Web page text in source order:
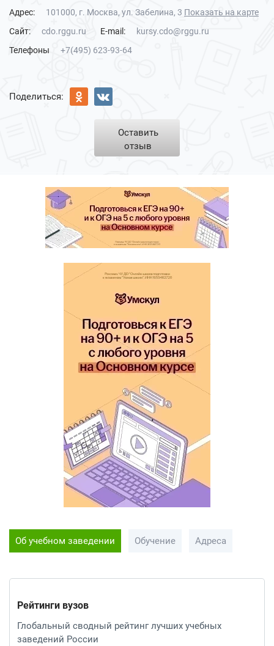
Адрес:
101000, г. Москва, ул. Забелина, 3 Показать на карте
Сайт:
cdo.rggu.ru E-mail:
kursy.cdo@rggu.ru
Телефоны
+7(495) 623-93-64
Поделиться:
Оставить
отзыв
Об учебном заведении Обучение Адреса
Рейтинги вузов
Глобальный сводный рейтинг лучших учебных
заведений России